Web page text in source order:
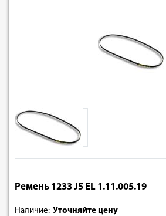
Ремень 1233 J5 EL 1.11.005.19
Наличие: Уточняйте цену